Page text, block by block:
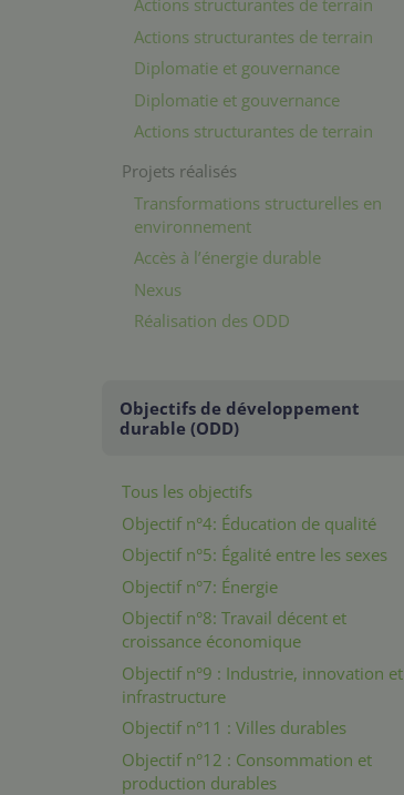
Actions structurantes de terrain
Actions structurantes de terrain
Diplomatie et gouvernance
Diplomatie et gouvernance
Actions structurantes de terrain
Projets réalisés
Transformations structurelles en
environnement
Accès à l’énergie durable
Nexus
Réalisation des ODD
Objectifs de développement
durable (ODD)
Tous les objectifs
Objectif n°4: Éducation de qualité
Objectif n°5: Égalité entre les sexes
Objectif n°7: Énergie
Objectif n°8: Travail décent et
croissance économique
Objectif n°9 : Industrie, innovation et
infrastructure
Objectif n°11 : Villes durables
Objectif n°12 : Consommation et
production durables